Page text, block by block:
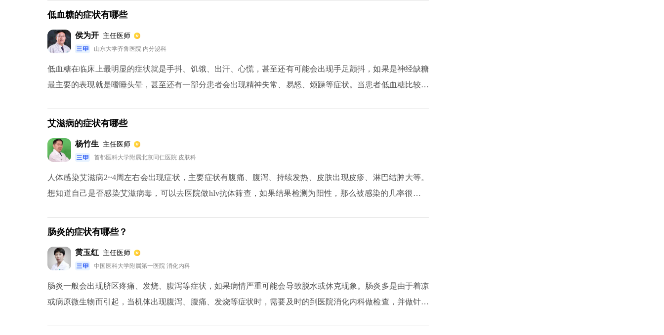
低血糖的症状有哪些
侯为开 主任医师
山东大学齐鲁医院 内分泌科
低血糖在临床上最明显的症状就是手抖、饥饿、出汗、心慌，甚至还有可能会出现手足颤抖，如果是神经缺糖
最主要的表现就是嗜睡头晕，甚至还有一部分患者会出现精神失常、易怒、烦躁等症状。当患者低血糖比较严
艾滋病的症状有哪些
杨竹生 主任医师
首都医科大学附属北京同仁医院 皮肤科
人体感染艾滋病2~4周左右会出现症状，主要症状有腹痛、腹泻、持续发热、皮肤出现皮疹、淋巴结肿大等。
想知道自己是否感染艾滋病毒，可以去医院做hIv抗体筛查，如果结果检测为阳性，那么被感染的几率很大。
肠炎的症状有哪些？
黄玉红 主任医师
中国医科大学附属第一医院 消化内科
肠炎一般会出现脐区疼痛、发烧、腹泻等症状，如果病情严重可能会导致脱水或休克现象。肠炎多是由于着凉
或病原微生物而引起，当机体出现腹泻、腹痛、发烧等症状时，需要及时的到医院消化内科做检查，并做针对